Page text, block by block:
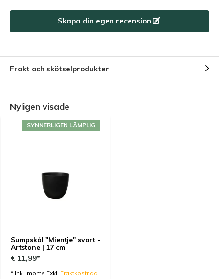
Skapa din egen recension
Frakt och skötselprodukter
Nyligen visade
Sumpskål "Mientje" svart -
Artstone | 17 cm
SYNNERLIGEN LÄMPLIG
€ 11,99*
* Inkl. moms Exkl. Fraktkostnad